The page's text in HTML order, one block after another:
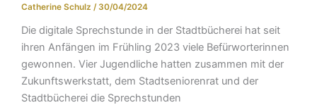
Catherine Schulz / 30/04/2024
Die digitale Sprechstunde in der Stadtbücherei hat seit
ihren Anfängen im Frühling 2023 viele Befürworterinnen
gewonnen. Vier Jugendliche hatten zusammen mit der
Zukunftswerkstatt, dem Stadtseniorenrat und der
Stadtbücherei die Sprechstunden